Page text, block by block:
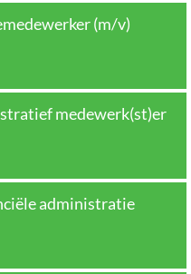
(m/v)
medewerk(st)er
administratie